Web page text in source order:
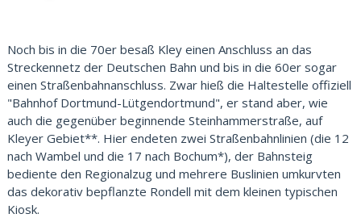
Noch bis in die 70er besaß Kley einen Anschluss an das
Streckennetz der Deutschen Bahn und bis in die 60er sogar
einen Straßenbahnanschluss. Zwar hieß die Haltestelle offiziell
"Bahnhof Dortmund-Lütgendortmund", er stand aber, wie
auch die gegenüber beginnende Steinhammerstraße, auf
Kleyer Gebiet**. Hier endeten zwei Straßenbahnlinien (die 12
nach Wambel und die 17 nach Bochum*), der Bahnsteig
bediente den Regionalzug und mehrere Buslinien umkurvten
das dekorativ bepflanzte Rondell mit dem kleinen typischen
Kiosk.